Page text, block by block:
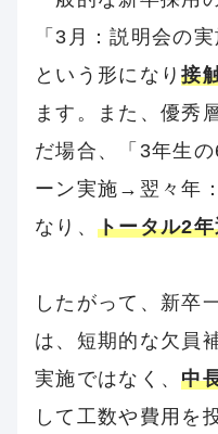
「3月：説明会の
という形になり接
ます。また、優秀
だ場合、「3年生
ーン実施→翌々年
なり、トータル2
したがって、新卒
は、短期的な欠員
実施ではなく、中
して工数や費用を